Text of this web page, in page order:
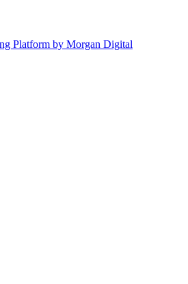
Platform by Morgan Digital